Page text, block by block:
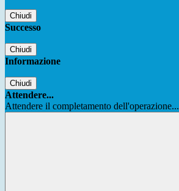
Chiudi
Successo
Chiudi
Informazione
Chiudi
Attendere...
Attendere il completamento dell'operazione...